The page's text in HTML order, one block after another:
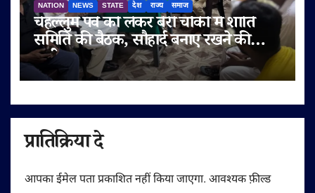
NATION NEWS STATE देश राज्य समाज
चेहल्लुम पर्व को लेकर बेरी चौकी में शांति
समिति की बैठक, सौहार्द बनाए रखने की
अपील
प्रातिक्रिया दे
आपका ईमेल पता प्रकाशित नहीं किया जाएगा. आवश्यक फ़ील्ड